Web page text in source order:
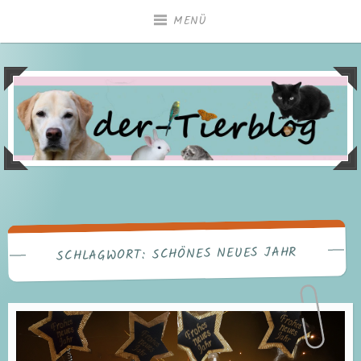
MENÜ
SCHLAGWORT: SCHÖNES NEUES JAHR